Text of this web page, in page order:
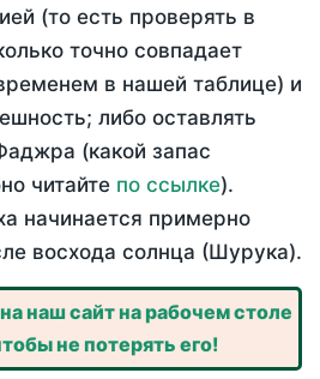
(то есть проверять в
точно совпадает
в нашей таблице) и
либо оставлять
(какой запас
читайте по ссылке).
начинается примерно
восхода солнца (Шурука).
наш сайт на рабочем столе
не потерять его!